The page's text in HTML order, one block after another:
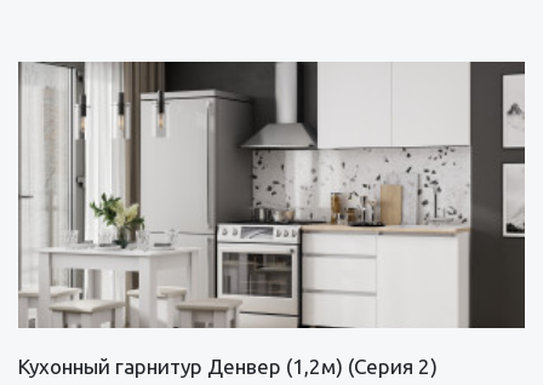
Кухонный гарнитур Денвер (1,2м) (Серия 2)